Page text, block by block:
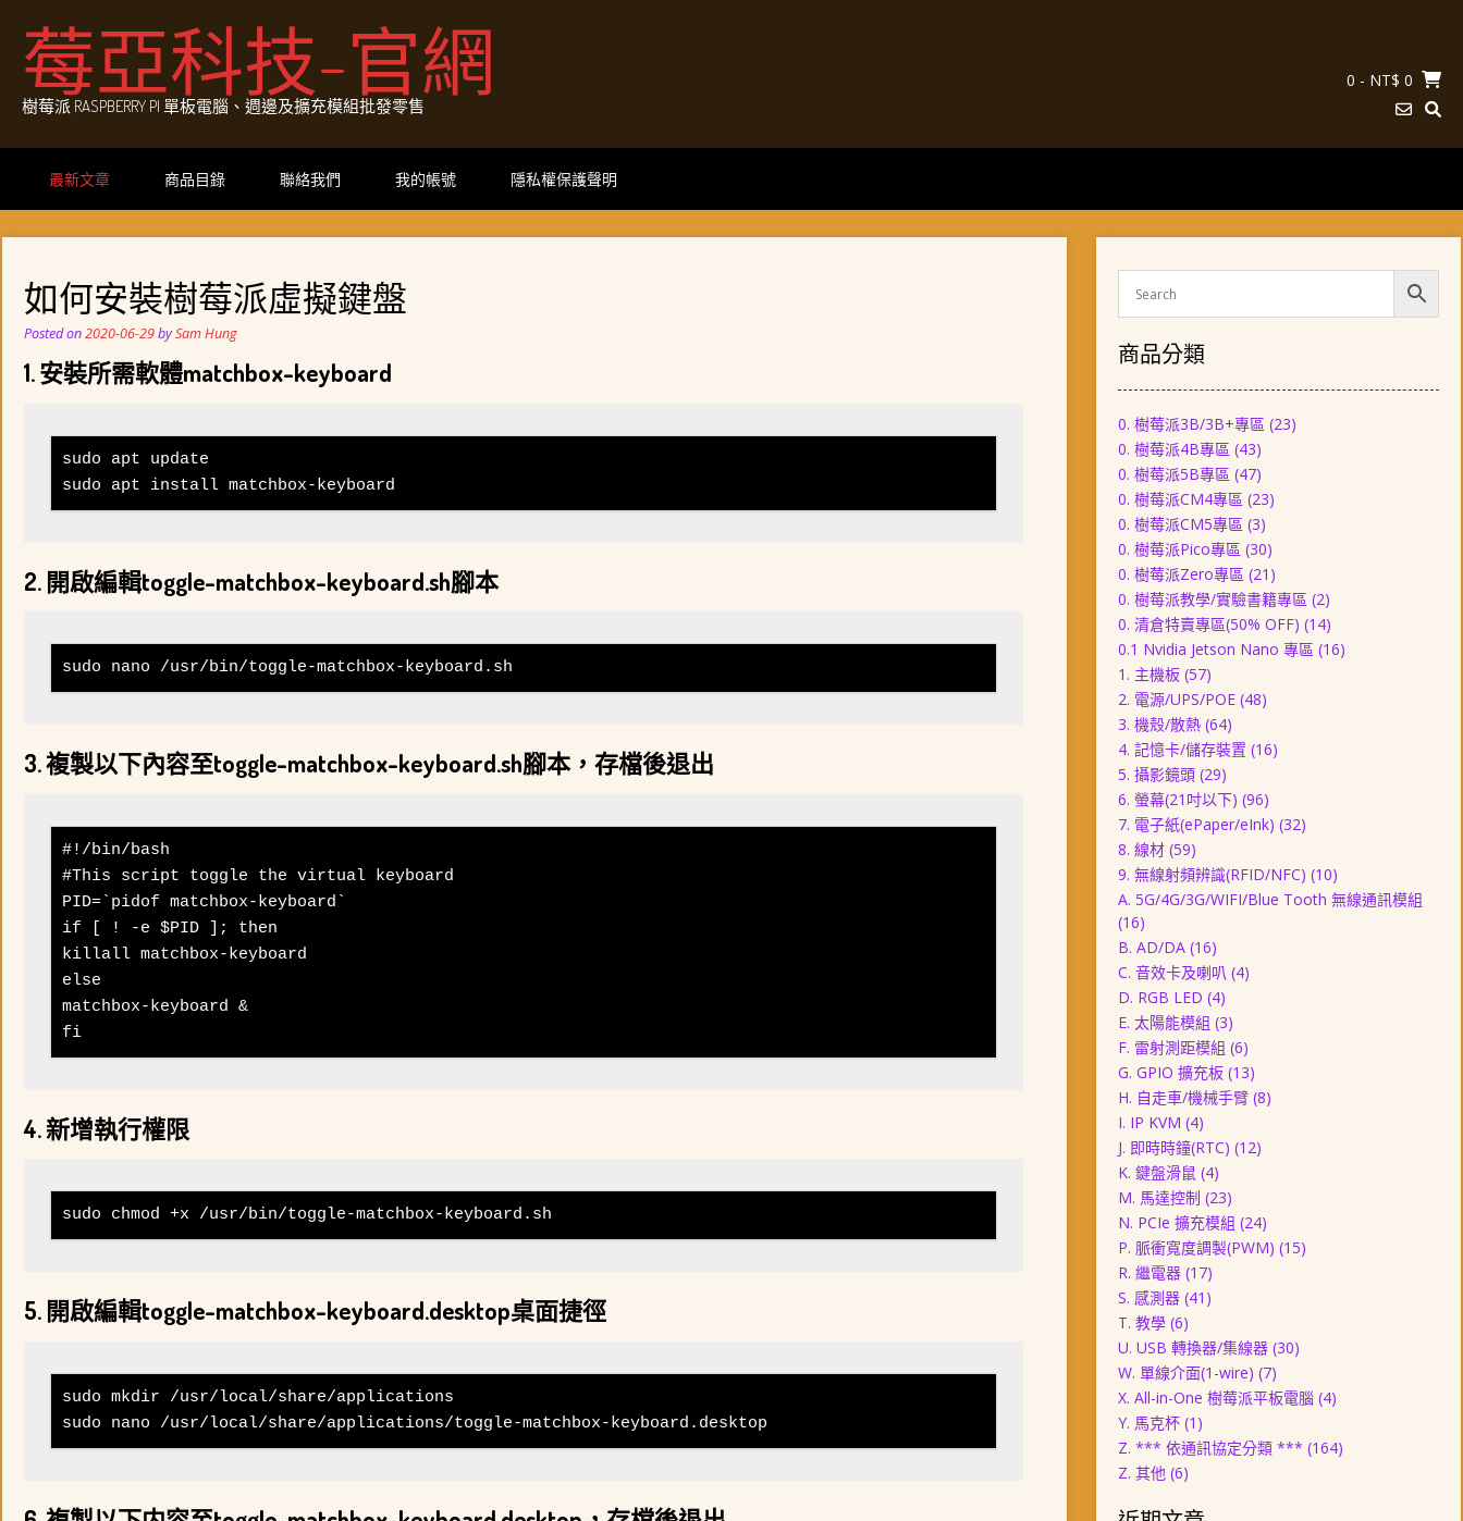
content莓亞科技-官網
樹莓派 RASPBERRY PI 單板電腦、週邊及擴充模組批發零售
0 - NT$ 0
最新文章 商品目錄 聯絡我們 我的帳號 隱私權保護聲明
如何安裝樹莓派虛擬鍵盤
Posted on2020-06-29bySam Hung
1. 安裝所需軟體matchbox-keyboard
sudo apt update
sudo apt install matchbox-keyboard
2. 開啟編輯toggle-matchbox-keyboard.sh腳本
sudo nano /usr/bin/toggle-matchbox-keyboard.sh
3. 複製以下內容至toggle-matchbox-keyboard.sh腳本，存檔後退出
#!/bin/bash
#This script toggle the virtual keyboard
PID=`pidof matchbox-keyboard`
if [ ! -e $PID ]; then
killall matchbox-keyboard
else
matchbox-keyboard &
fi
4. 新增執行權限
sudo chmod +x /usr/bin/toggle-matchbox-keyboard.sh
5. 開啟編輯toggle-matchbox-keyboard.desktop桌面捷徑
sudo mkdir /usr/local/share/applications
sudo nano /usr/local/share/applications/toggle-matchbox-keyboard.desktop
商品分類
0. 樹莓派3B/3B+專區 (23)
0. 樹莓派4B專區 (43)
0. 樹莓派5B專區 (47)
0. 樹莓派CM4專區 (23)
0. 樹莓派CM5專區 (3)
0. 樹莓派Pico專區 (30)
0. 樹莓派Zero專區 (21)
0. 樹莓派教學/實驗書籍專區 (2)
0. 清倉特賣專區(50% OFF) (14)
0.1 Nvidia Jetson Nano 專區 (16)
1. 主機板 (57)
2. 電源/UPS/POE (48)
3. 機殼/散熱 (64)
4. 記憶卡/儲存裝置 (16)
5. 攝影鏡頭 (29)
6. 螢幕(21吋以下) (96)
7. 電子紙(ePaper/eInk) (32)
8. 線材 (59)
9. 無線射頻辨識(RFID/NFC) (10)
A. 5G/4G/3G/WIFI/Blue Tooth 無線通訊模組
(16)
B. AD/DA (16)
C. 音效卡及喇叭 (4)
D. RGB LED (4)
E. 太陽能模組 (3)
F. 雷射測距模組 (6)
G. GPIO 擴充板 (13)
H. 自走車/機械手臂 (8)
I. IP KVM (4)
J. 即時時鐘(RTC) (12)
K. 鍵盤滑鼠 (4)
M. 馬達控制 (23)
N. PCIe 擴充模組 (24)
P. 脈衝寬度調製(PWM) (15)
R. 繼電器 (17)
S. 感測器 (41)
T. 教學 (6)
U. USB 轉換器/集線器 (30)
W. 單線介面(1-wire) (7)
X. All-in-One 樹莓派平板電腦 (4)
Y. 馬克杯 (1)
Z. *** 依通訊協定分類 *** (164)
Z. 其他 (6)